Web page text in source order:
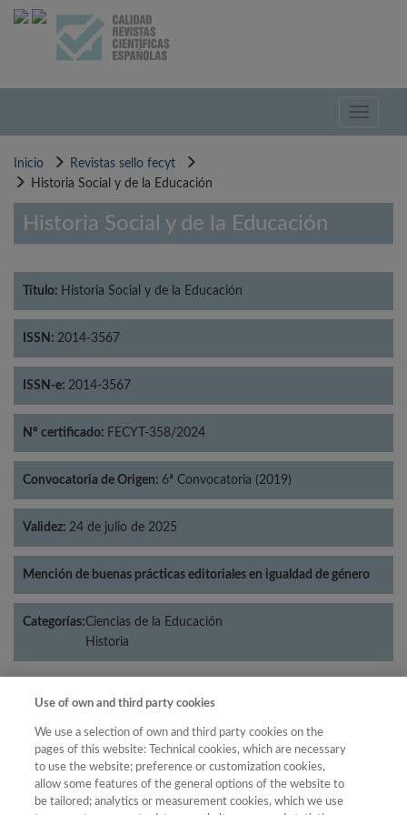
Pasar
Toggle
Inicio
Revistas sello fecyt
Historia Social y de la Educación
Historia Social y de la Educación
Título: Historia Social y de la Educación
ISSN: 2014-3567
ISSN-e: 2014-3567
Nº certificado: FECYT-358/2024
Convocatoria de Origen: 6ª Convocatoria (2019)
Validez: 24 de julio de 2025
Mención de buenas prácticas editoriales en igualdad de género
Categorías:Ciencias de la Educación
Historia
Año
Año Filtrar
Use of own and third party cookies
We use a selection of own and third party cookies on the
pages of this website: Technical cookies, which are necessary
to use the website; preference or customization cookies,
allow some features of the general options of the website to
be tailored; analytics or measurement cookies, which we use